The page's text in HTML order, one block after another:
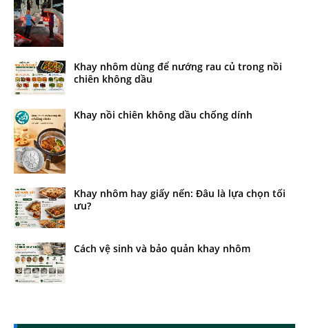
Khay nhôm dùng để nướng rau củ trong nồi
chiên không dầu
Khay nồi chiên không dầu chống dính
Khay nhôm hay giấy nến: Đâu là lựa chọn tối
ưu?
Cách vệ sinh và bảo quản khay nhôm